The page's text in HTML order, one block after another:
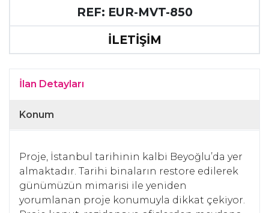
REF: EUR-MVT-850
İLETİŞİM
İlan Detayları
Konum
Proje, İstanbul tarihinin kalbi Beyoğlu’da yer
almaktadır. Tarihi binaların restore edilerek
günümüzün mimarisi ile yeniden
yorumlanan proje konumuyla dikkat çekiyor.